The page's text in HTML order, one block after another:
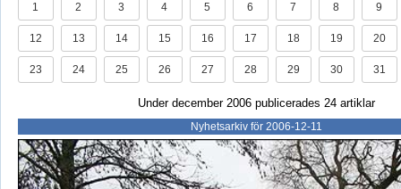
1 2 3 4 5 6 7 8 9
12 13 14 15 16 17 18 19 20
23 24 25 26 27 28 29 30 31
Under december 2006 publicerades 24 artiklar
Nyhetsarkiv för 2006-12-11